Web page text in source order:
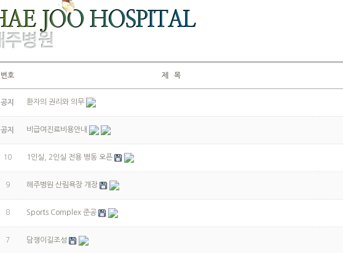
번호 제 목
공지 환자의 권리와 의무
공지 비급여진료비용안내
10 1인실, 2인실 전용 병동 오픈
9 해주병원 산림욕장 개장
8 Sports Complex 준공
7 담쟁이길조성